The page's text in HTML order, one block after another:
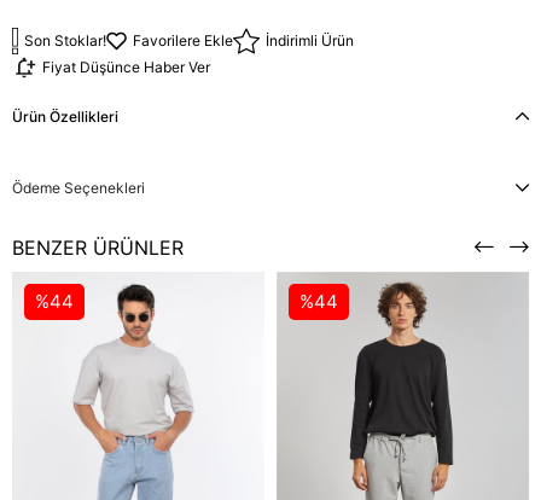
Son Stoklar! Favorilere Ekle
İndirimli Ürün
Fiyat Düşünce Haber Ver
Ürün Özellikleri
Ödeme Seçenekleri
BENZER ÜRÜNLER
%44 %44